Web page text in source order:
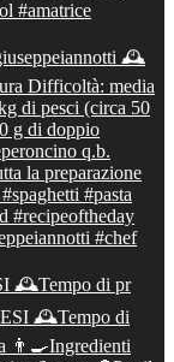
🕰Tempo di pr